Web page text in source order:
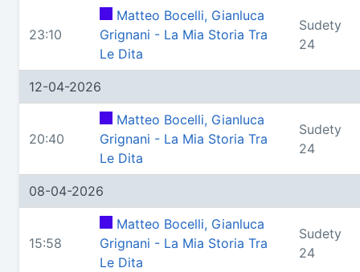
23:10
Matteo Bocelli, Gianluca
Grignani - La Mia Storia Tra
Le Dita
Sudety
24
12-04-2026
20:40
Matteo Bocelli, Gianluca
Grignani - La Mia Storia Tra
Le Dita
Sudety
24
08-04-2026
15:58
Matteo Bocelli, Gianluca
Grignani - La Mia Storia Tra
Le Dita
Sudety
24